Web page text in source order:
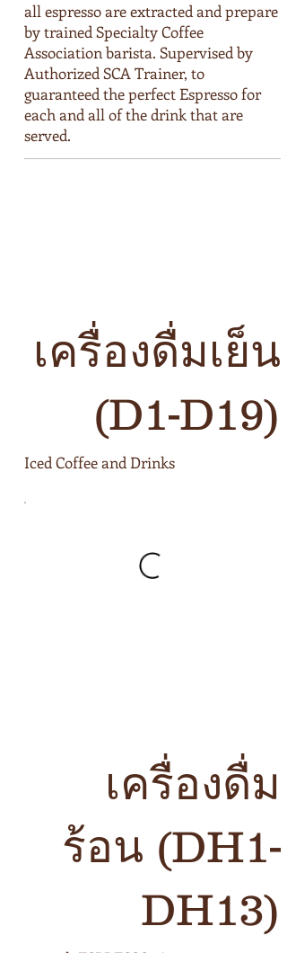
all espresso are extracted and prepare
by trained Specialty Coffee
Association barista. Supervised by
Authorized SCA Trainer, to
guaranteed the perfect Espresso for
each and all of the drink that are
served.
เครื่องดื่มเย็น
(D1-D19)
Iced Coffee and Drinks
เครื่องดื่ม
ร้อน (DH1-
DH13)